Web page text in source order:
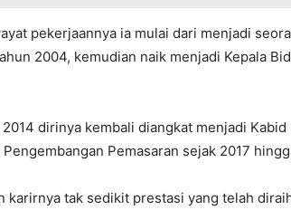
pekerjaannya ia mulai dari menjadi
2004, kemudian naik menjadi Kepala
dirinya kembali diangkat menjadi
Pemasaran sejak 2017
karirnya tak sedikit prestasi yang telah